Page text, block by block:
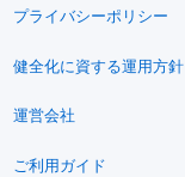
プライバシーポリシー
健全化に資する運用方針
運営会社
ご利用ガイド